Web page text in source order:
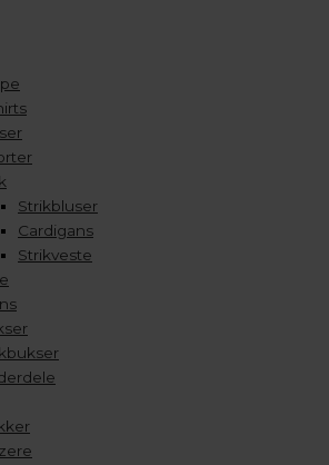
Strikbluser
Cardigans
Strikveste